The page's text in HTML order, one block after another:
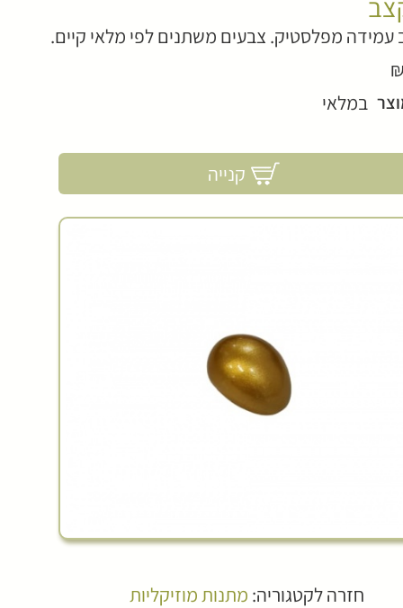
עמידה מפלסטיק. צבעים משתנים לפי מלאי קיים.
במלאי
קנייה
חזרה לקטגוריה: מתנות מוזיקליות